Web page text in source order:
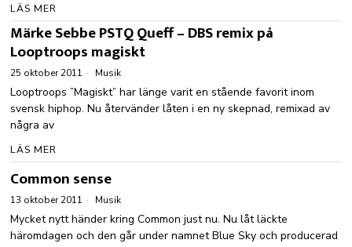
LÄS MER
Märke Sebbe PSTQ Queff – DBS remix på
Looptroops magiskt
25 oktober 2011 Musik
Looptroops ”Magiskt” har länge varit en stående favorit inom
svensk hiphop. Nu återvänder låten i en ny skepnad, remixad av
några av
LÄS MER
Common sense
13 oktober 2011 Musik
Mycket nytt händer kring Common just nu. Nu låt läckte
häromdagen och den går under namnet Blue Sky och producerad